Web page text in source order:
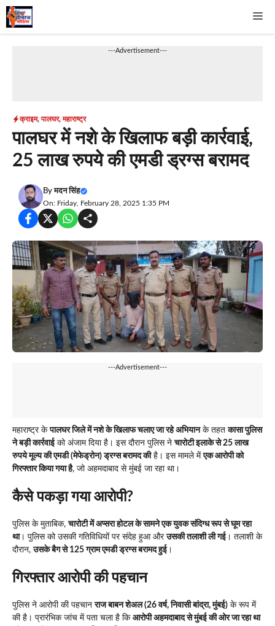
Skip
to
---Advertisement---
क्राइम,पालघर,महाराष्ट्र
पालघर में नशे के खिलाफ बड़ी कार्रवाई,
25 लाख रुपये की एमडी ड्रग्स बरामद
Byमदन सिंह
On: Friday, February 28, 2025 1:35 PM
---Advertisement---
महाराष्ट्र केपालघर जिले में नशे के खिलाफ चलाए जा रहे अभियानके तहतकासा पुलिस
ने बड़ी कार्रवाईको अंजाम दिया है। इस दौरान पुलिस नेचारोटी इलाके से 25 लाख
रुपये मूल्य की एमडी (मेफेड्रोन) ड्रग्स बरामद कीहै। इस मामले मेंएक आरोपी को
गिरफ्तार किया गया है, जो अहमदाबाद से मुंबई जा रहा था।
कैसे पकड़ा गया आरोपी?
पुलिस के मुताबिक,चारोटी में अप्सरा होटल के सामने एक युवक संदिग्ध रूप से घूम रहा
था। पुलिस को उसकी गतिविधियों पर संदेह हुआ औरउसकी तलाशी ली गई। तलाशी के
दौरान,उसके बैग से 125 ग्राम एमडी ड्रग्स बरामद हुई।
गिरफ्तार आरोपी की पहचान
पुलिस ने आरोपी की पहचानराज बाबन शेअल (26 वर्ष, निवासी बांद्रा, मुंबई) के रूप में
की है। प्रारंभिक जांच में पता चला है कि आरोपी अहमदाबाद से मुंबई की ओर जा रहा था